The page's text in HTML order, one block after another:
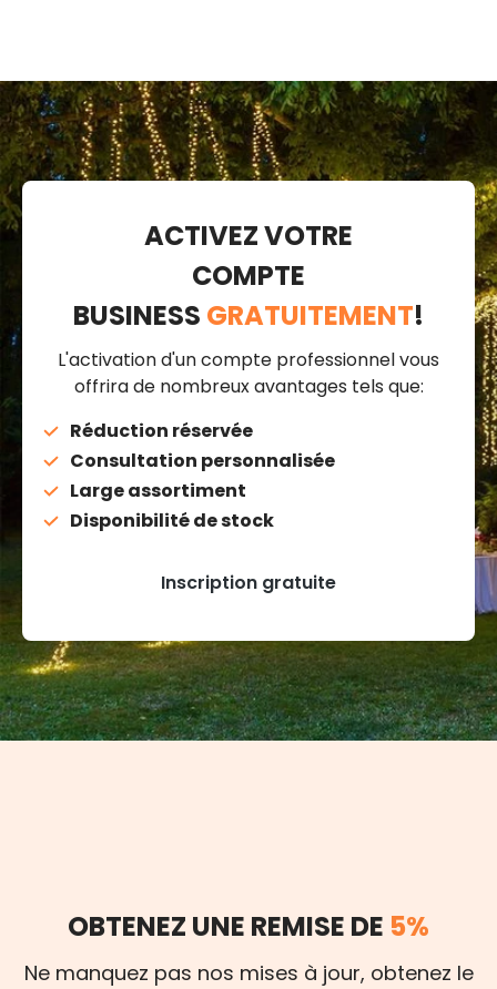
ACTIVEZ VOTRE
COMPTE
BUSINESS GRATUITEMENT!
L'activation d'un compte professionnel vous
offrira de nombreux avantages tels que:
Réduction réservée
Consultation personnalisée
Large assortiment
Disponibilité de stock
Inscription gratuite
OBTENEZ UNE REMISE DE 5%
Ne manquez pas nos mises à jour, obtenez le